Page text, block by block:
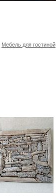
Мебель для гостиной